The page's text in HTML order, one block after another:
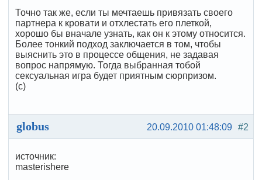
Точно так же, если ты мечтаешь привязать своего
партнера к кровати и отхлестать его плеткой,
хорошо бы вначале узнать, как он к этому относится.
Более тонкий подход заключается в том, чтобы
выяснить это в процессе общения, не задавая
вопрос напрямую. Тогда выбранная тобой
сексуальная игра будет приятным сюрпризом.
(с)
#2
20.09.2010 01:48:09
globus
источник:
masterishere